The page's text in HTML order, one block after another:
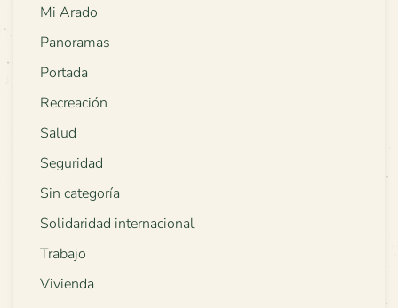
Mi Arado
Panoramas
Portada
Recreación
Salud
Seguridad
Sin categoría
Solidaridad internacional
Trabajo
Vivienda